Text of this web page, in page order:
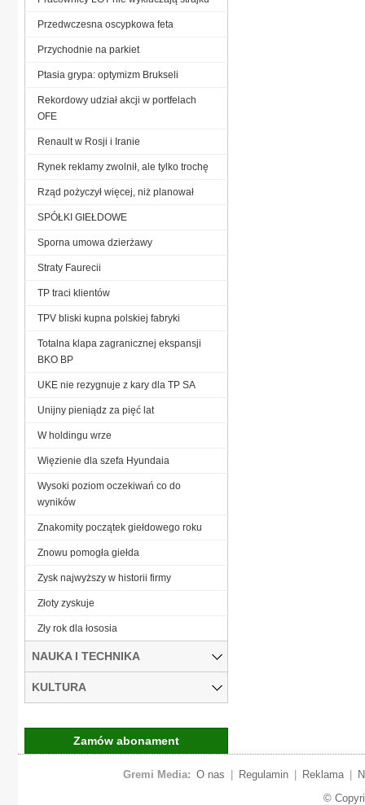
Przedwczesna oscypkowa feta
Przychodnie na parkiet
Ptasia grypa: optymizm Brukseli
Rekordowy udział akcji w portfelach
OFE
Renault w Rosji i Iranie
Rynek reklamy zwolnił, ale tylko trochę
Rząd pożyczył więcej, niż planował
SPÓŁKI GIEŁDOWE
Sporna umowa dzierżawy
Straty Faurecii
TP traci klientów
TPV bliski kupna polskiej fabryki
Totalna klapa zagranicznej ekspansji
BKO BP
UKE nie rezygnuje z kary dla TP SA
Unijny pieniądz za pięć lat
W holdingu wrze
Więzienie dla szefa Hyundaia
Wysoki poziom oczekiwań co do
wyników
Znakomity początek giełdowego roku
Znowu pomogła giełda
Zysk najwyższy w historii firmy
Złoty zyskuje
Zły rok dla łososia
NAUKA I TECHNIKA
KULTURA
Zamów abonament
Gremi Media: O nas Regulamin Reklama
©